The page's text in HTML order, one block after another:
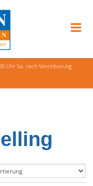
Uhr Sa. nach Vereinbarung